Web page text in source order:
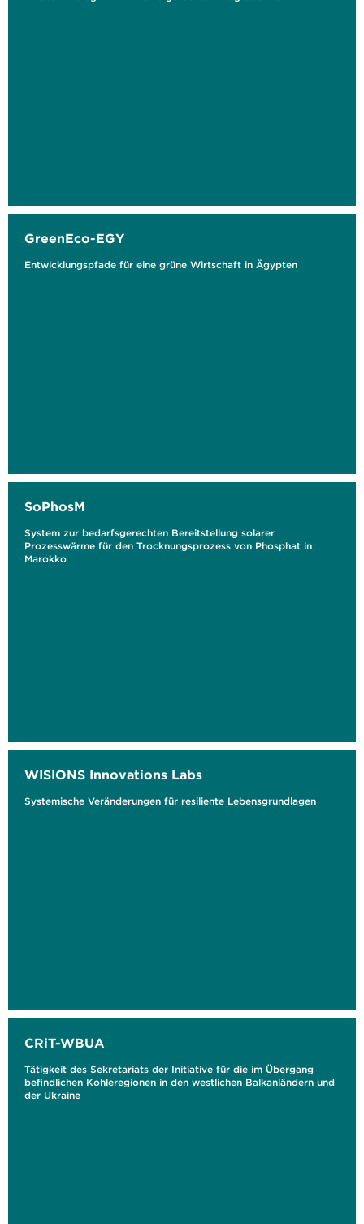
GreenEco-EGY
Entwicklungspfade für eine grüne Wirtschaft in Ägypten
SoPhosM
System zur bedarfsgerechten Bereitstellung solarer
Prozesswärme für den Trocknungsprozess von Phosphat in
Marokko
WISIONS Innovations Labs
Systemische Veränderungen für resiliente Lebensgrundlagen
CRiT-WBUA
Tätigkeit des Sekretariats der Initiative für die im Übergang
befindlichen Kohleregionen in den westlichen Balkanländern und
der Ukraine